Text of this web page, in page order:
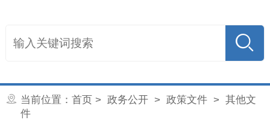
当前位置： 首页 > 政务公开> 政策文件> 其他文
件